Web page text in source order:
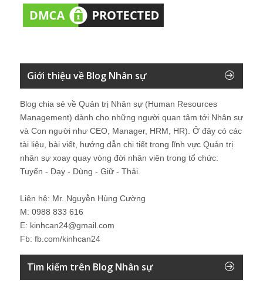
Giới thiệu về Blog Nhân sự
Blog chia sẻ về Quản trị Nhân sự (Human Resources
Management) dành cho những người quan tâm tới Nhân sự
và Con người như CEO, Manager, HRM, HR). Ở đây có các
tài liệu, bài viết, hướng dẫn chi tiết trong lĩnh vực Quản trị
nhân sự xoay quay vòng đời nhân viên trong tổ chức:
Tuyển - Dạy - Dùng - Giữ - Thải.
Liên hệ: Mr. Nguyễn Hùng Cường
M: 0988 833 616
E: kinhcan24@gmail.com
Fb: fb.com/kinhcan24
Tìm kiếm trên Blog Nhân sự